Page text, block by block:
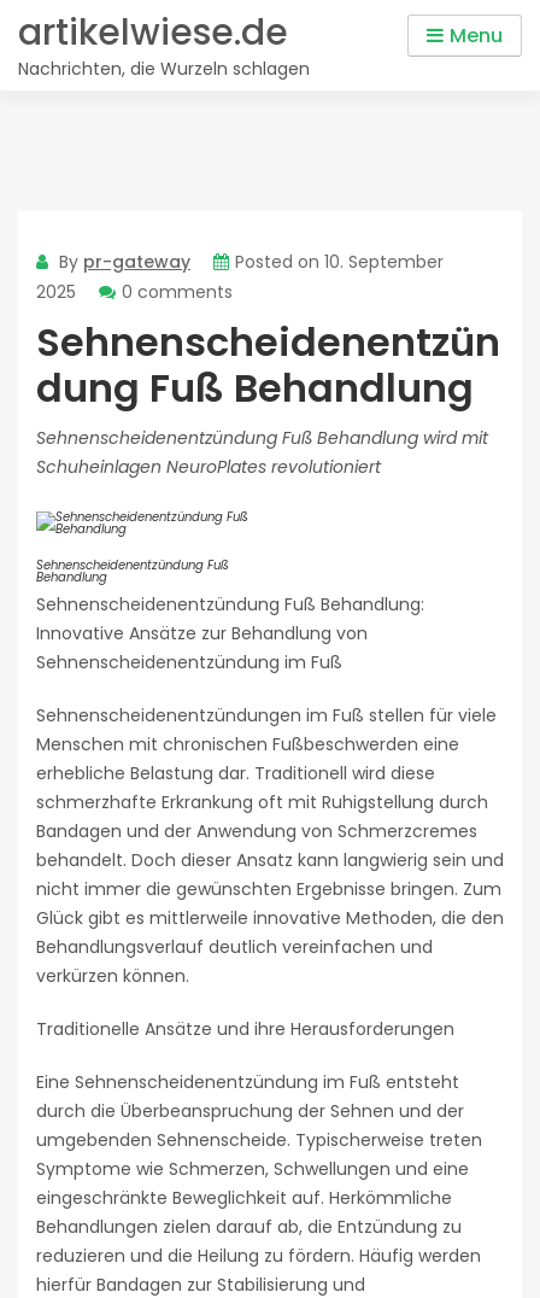
content
artikelwiese.de
Nachrichten, die Wurzeln schlagen
Menu
By pr-gateway Posted on 10. September
2025
0 comments
Sehnenscheidenentzün
dung Fuß Behandlung
Sehnenscheidenentzündung Fuß Behandlung wird mit
Schuheinlagen NeuroPlates revolutioniert
Sehnenscheidenentzündung Fuß
Behandlung
Sehnenscheidenentzündung Fuß Behandlung:
Innovative Ansätze zur Behandlung von
Sehnenscheidenentzündung im Fuß
Sehnenscheidenentzündungen im Fuß stellen für viele
Menschen mit chronischen Fußbeschwerden eine
erhebliche Belastung dar. Traditionell wird diese
schmerzhafte Erkrankung oft mit Ruhigstellung durch
Bandagen und der Anwendung von Schmerzcremes
behandelt. Doch dieser Ansatz kann langwierig sein und
nicht immer die gewünschten Ergebnisse bringen. Zum
Glück gibt es mittlerweile innovative Methoden, die den
Behandlungsverlauf deutlich vereinfachen und
verkürzen können.
Traditionelle Ansätze und ihre Herausforderungen
Eine Sehnenscheidenentzündung im Fuß entsteht
durch die Überbeanspruchung der Sehnen und der
umgebenden Sehnenscheide. Typischerweise treten
Symptome wie Schmerzen, Schwellungen und eine
eingeschränkte Beweglichkeit auf. Herkömmliche
Behandlungen zielen darauf ab, die Entzündung zu
reduzieren und die Heilung zu fördern. Häufig werden
hierfür Bandagen zur Stabilisierung und